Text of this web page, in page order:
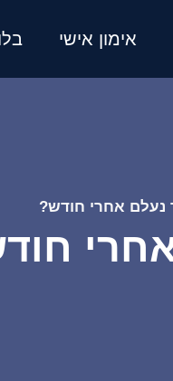
אימון אישי
נעלם אחרי חודש?